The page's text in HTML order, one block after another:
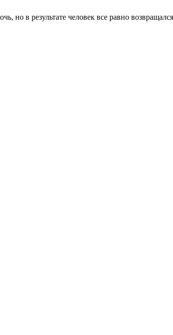
но в результате человек все равно